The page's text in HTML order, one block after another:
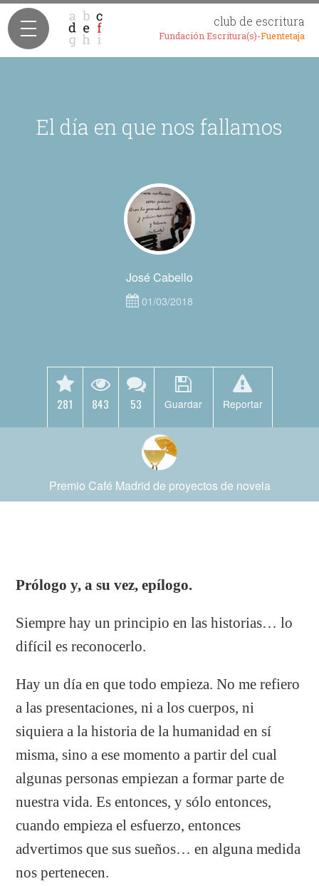
club de escritura
Fundación Escritura(s)-Fuentetaja
El día en que nos fallamos
José Cabello
01/03/2018
281 843 53 Guardar Reportar
Premio Café Madrid de proyectos de novela
Prólogo y, a su vez, epílogo.
Siempre hay un principio en las historias… lo
difícil es reconocerlo.
Hay un día en que todo empieza. No me refiero
a las presentaciones, ni a los cuerpos, ni
siquiera a la historia de la humanidad en sí
misma, sino a ese momento a partir del cual
algunas personas empiezan a formar parte de
nuestra vida. Es entonces, y sólo entonces,
cuando empieza el esfuerzo, entonces
advertimos que sus sueños… en alguna medida
nos pertenecen.